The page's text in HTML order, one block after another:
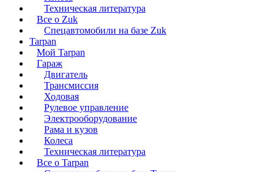
Техническая литература
Все о Zuk
Спецавтомобили на базе Zuk
Tarpan
Мой Tarpan
Гараж
Двигатель
Трансмиссия
Ходовая
Рулевое управление
Электрооборудование
Рама и кузов
Колеса
Техническая литература
Все о Tarpan